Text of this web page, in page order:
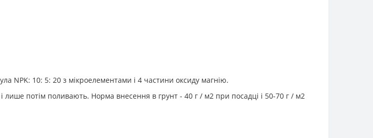
NPK: 10: 5: 20 з мікроелементами і 4 частини оксиду магнію.
потім поливають. Норма внесення в грунт - 40 г / м2 при посадці і 50-70 г / м2